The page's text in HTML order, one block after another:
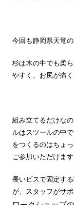
今回も静岡県天竜
杉は木の中でも柔
やすく、お尻が痛
組み立てるだけな
ルはスツールの中
をつくるのはちょ
ご参加いただけます
長いビスで固定す
が、スタッフがサ